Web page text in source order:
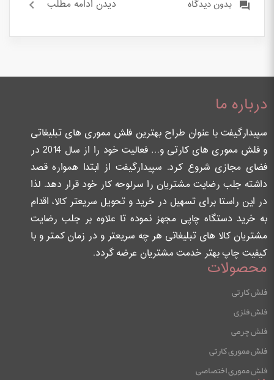
بدون دیدگاه دیدن ادامه مطلب
درباره ما
سپیدارگیفت با عنوان طراح بهترین فلش مموری های تبلیغاتی
و فلش مموری های کارتی و… فعالیت خود را از سال 2014 در
فضای مجازی شروع کرد. سپیدارگیفت از ابتدا همواره قصد
داشته جلب رضایت مشتریان را سرلوحه کار خود قرار دهد. لذا
در این راستا برای تسهیل در خرید و تحویل سریعتر کالا، اقدام
به خرید دستگاه چاپی مجهز نموده تا علاوه بر جلب رضایت
مشتریان کالا های تبلیغاتی هر چه سریعتر و در زمان کمتر و با
کیفیت چاپ بهتر خدمت مشتریان عرضه گردد.
محصولات
فلش کارتی
فلش فلزی
فلش چرمی
فلش مموری کارتی
فلش مموری اختصاصی